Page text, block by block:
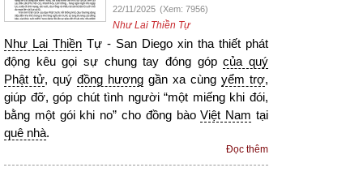
22/11/2025 (Xem: 7956)
Như Lai Thiền Tự
Như Lai Thiền Tự - San Diego xin tha thiết phát
động kêu gọi sự chung tay đóng gópcủa quý
Phật tử, quý đồng hương gần xa cùng yểm trợ,
giúp đỡ, góp chút tình người “một miếng khi đói,
bằng một gói khi no” cho đồng bàoViệt Nam tại
quê nhà.
Đọc thêm